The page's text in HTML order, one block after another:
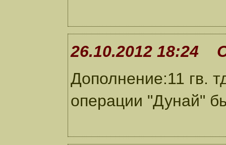
26.10.2012 18:24
Дополнение:11 гв.
операции "Дунай"